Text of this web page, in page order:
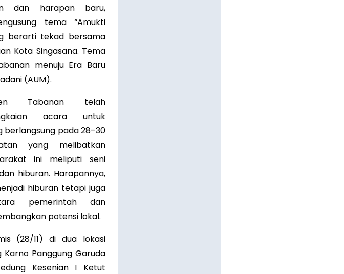
dan harapan baru,
tema “Amukti
berarti tekad bersama
Kota Singasana. Tema
menuju Era Baru
(AUM).
Tabanan telah
acara untuk
berlangsung pada 28–30
yang melibatkan
ini meliputi seni
hiburan. Harapannya,
hiburan tetapi juga
pemerintah dan
potensi lokal.
(28/11) di dua lokasi
Panggung Garuda
Kesenian I Ketut